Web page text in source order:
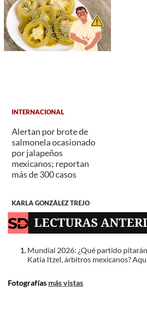
INTERNACIONAL
Alertan por brote de
salmonela ocasionado
por jalapeños
mexicanos; reportan
más de 300 casos
KARLA GONZÁLEZ TREJO
LECTURAS
Mundial 2026: ¿Qué partido
Katia Itzel, árbitros mexicanos?
Fotografías más vistas